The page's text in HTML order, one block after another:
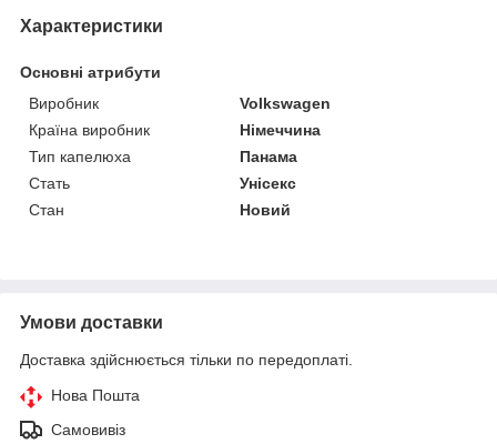
Характеристики
Основні атрибути
Виробник
Volkswagen
Країна виробник
Німеччина
Тип капелюха
Панама
Стать
Унісекс
Стан
Новий
Умови доставки
Доставка здійснюється тільки по передоплаті.
Нова Пошта
Самовивіз